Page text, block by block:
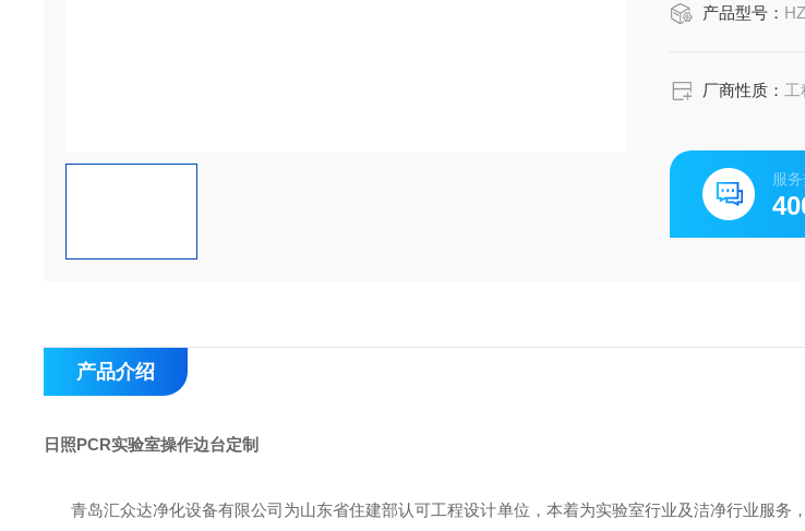
产品型号：
厂商性质： 工
服
产品介绍
日照PCR实验室操作边台定制
青岛汇众达净化设备有限公司为山东省住建部认可工程设计单位，本着为实验室行业及洁净行业服务